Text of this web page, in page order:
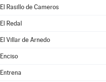
El Rasillo de Cameros
El Redal
El Villar de Arnedo
Enciso
Entrena